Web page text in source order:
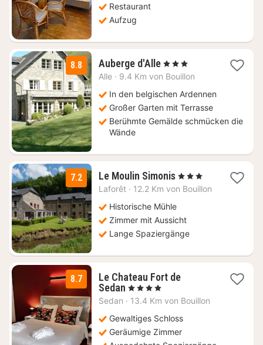
€
Restaurant
Aufzug
8.8 Auberge d'Alle1
Nacht
154
€
, 3 Sterne
Alle · 9.4 Km von Bouillon
In den belgischen Ardennen
Großer Garten mit Terrasse
Berühmte Gemälde schmücken die
Wände
7.2 Le Moulin Simonis1
Nacht
€
, 3 Sterne
Laforêt · 12.2 Km von Bouillon
Historische Mühle
Zimmer mit Aussicht
Lange Spaziergänge
8.7
Le Chateau Fort de
Sedan 1
Nacht
117
€
, 4 Sterne
Sedan · 13.4 Km von Bouillon
Gewaltiges Schloss
Geräumige Zimmer